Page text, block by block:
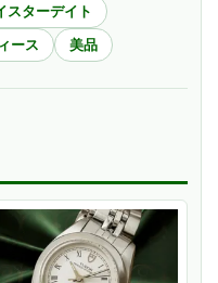
スターデイト
ース 美品